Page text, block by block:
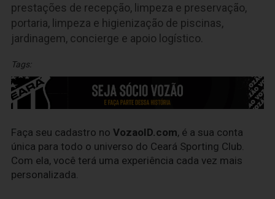
prestações de recepção, limpeza e preservação,
portaria, limpeza e higienização de piscinas,
jardinagem, concierge e apoio logístico.
Tags:
Faça seu cadastro no VozaoID.com, é a sua conta
única para todo o universo do Ceará Sporting Club.
Com ela, você terá uma experiência cada vez mais
personalizada.